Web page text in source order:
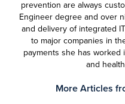
prevention are always
Engineer degree and over
and delivery of integrated
to major companies in
payments she has worked
and
More Articles